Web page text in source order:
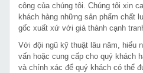
công của chúng tôi. Chúng tôi xin
khách hàng những sản phẩm chất
gốc xuất xứ với giá thành cạnh
Với đội ngũ kỹ thuật lâu năm, hiểu
vấn hoặc cung cấp cho quý khách
và chính xác để quý khách có thể